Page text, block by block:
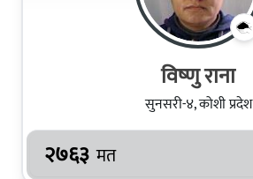
विष्‍णु राना
सुनसरी-४, कोशी प्रदेश
२७६३ मत